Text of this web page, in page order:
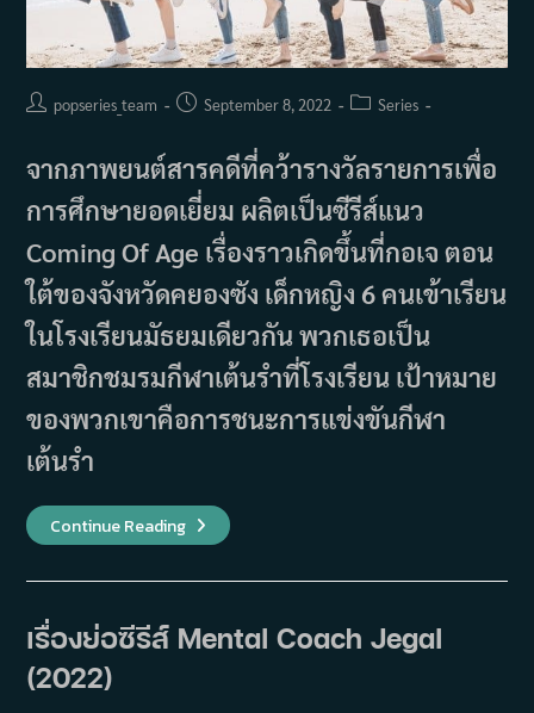
Postpopseries_team
PostSeptember 8, 2022
PostSeries
จากภาพยนต์สารคดีที่คว้ารางวัลรายการเพื่อ
การศึกษายอดเยี่ยม ผลิตเป็นซีรีส์แนว
Coming Of Age เรื่องราวเกิดขึ้นที่กอเจ ตอน
ใต้ของจังหวัดคยองซัง เด็กหญิง 6 คนเข้าเรียน
ในโรงเรียนมัธยมเดียวกัน พวกเธอเป็น
สมาชิกชมรมกีฬาเต้นรำที่โรงเรียน เป้าหมาย
ของพวกเขาคือการชนะการแข่งขันกีฬา
เต้นรำ
Continue Readingเรื่อง
ย่อ
รีส์
(2018)
เรื่องย่อซีรีส์ Mental Coach Jegal
(2022)